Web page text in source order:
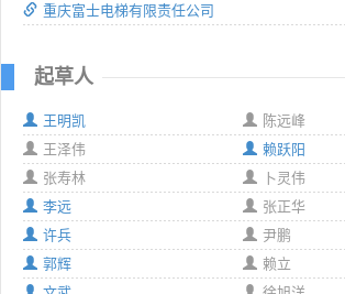
重庆富士电梯有限责任公司
起草人
王明凯
陈远峰
王泽伟
赖跃阳
张寿林
卜灵伟
李远
张正华
许兵
尹鹏
郭辉
赖立